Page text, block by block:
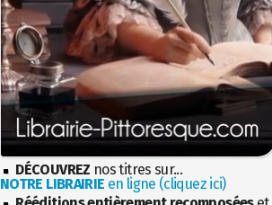
DÉCOUVREZ nos titres sur...
NOTRE LIBRAIRIE en ligne (cliquez ici)